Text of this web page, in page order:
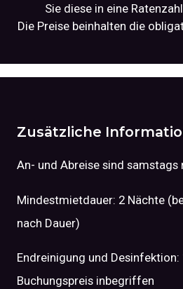
Sie diese in eine
Die Preise beinhalten die
Zusätzliche
An- und Abreise sind
Mindestmietdauer: 2 Nächte
nach Dauer)
Endreinigung und Desinfektion:
Buchungspreis inbegriffen